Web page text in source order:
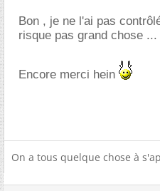
Bon , je ne l'ai pas
risque pas grand chose ...
Encore merci hein
On a tous quelque chose à